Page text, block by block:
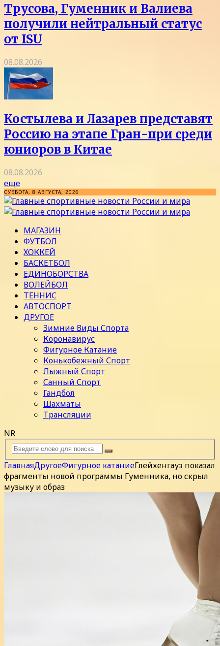
Трусова, Гуменник и Валиева
получили нейтральный статус
от ISU
08.08.2026
Костылева и Лазарев представят
Россию на этапе Гран-при среди
юниоров в Китае
08.08.2026
еще
СУББОТА, 8 АВГУСТА, 2026
МАГАЗИН
ФУТБОЛ
ХОККЕЙ
БАСКЕТБОЛ
ЕДИНОБОРСТВА
ВОЛЕЙБОЛ
ТЕННИС
АВТОСПОРТ
ДРУГОЕ
Зимние Виды Спорта
Коронавирус
Фигурное Катание
Конькобежный Спорт
Лыжный Спорт
Санный Спорт
Гандбол
Шахматы
Трансляции
NR
ГлавнаяДругоеФигурное катаниеГлейхенгауз показал
фрагменты новой программы Гуменника, но скрыл
музыку и образ